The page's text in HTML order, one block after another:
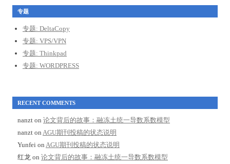
专题
专题: DeltaCopy
专题: VPS/VPN
专题: Thinkpad
专题: WORDPRESS
RECENT COMMENTS
nanzt on 论文背后的故事：融冻土统一导数系数模型
nanzt on AGU期刊投稿的状态说明
Yunfei on AGU期刊投稿的状态说明
红龙 on 论文背后的故事：融冻土统一导数系数模型